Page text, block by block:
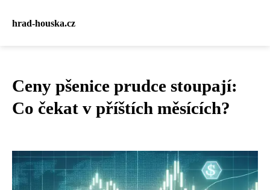
hrad-houska.cz
Ceny pšenice prudce stoupají:
Co čekat v příštích měsících?